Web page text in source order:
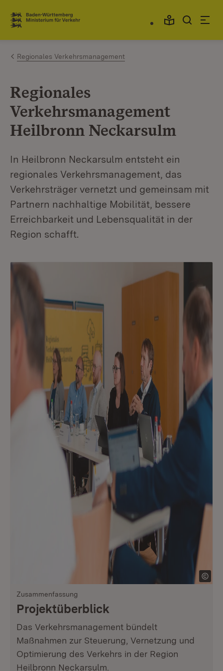
Zum Inhalt springen
Link zur Startseite
Regionales Verkehrsmanagement
Regionales
Verkehrsmanagement
Heilbronn Neckarsulm
In Heilbronn Neckarsulm entsteht ein
regionales Verkehrsmanagement, das
Verkehrsträger vernetzt und gemeinsam mit
Partnern nachhaltige Mobilität, bessere
Erreichbarkeit und Lebensqualität in der
Region schafft.
Zusammenfassung
Projektüberblick
Das Verkehrsmanagement bündelt
Maßnahmen zur Steuerung, Vernetzung und
Optimierung des Verkehrs in der Region
Heilbronn Neckarsulm.